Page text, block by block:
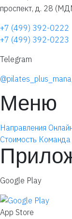
проспект, д. 28
+7 (499) 392-0222
+7 (499) 392-0223
Telegram
Меню
Направления
Стоимость Команда
Google Play
App Store